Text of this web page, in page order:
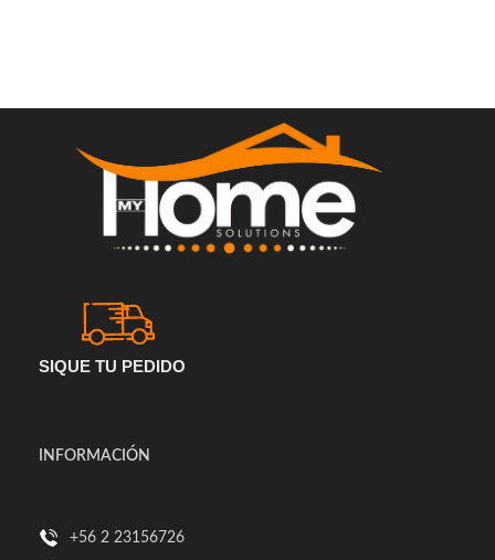
SIQUE TU PEDIDO
INFORMACIÓN
+56 2 23156726